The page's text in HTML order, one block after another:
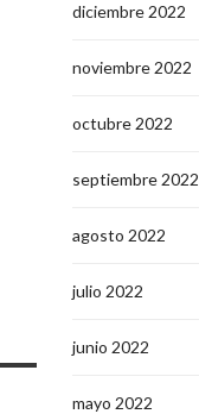
diciembre 2022
noviembre 2022
octubre 2022
septiembre 2022
agosto 2022
julio 2022
junio 2022
mayo 2022